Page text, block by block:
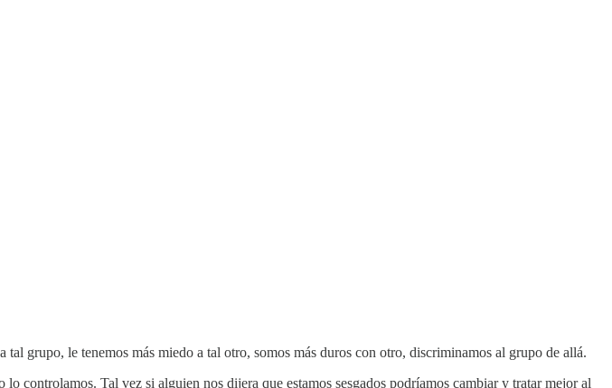
grupo, le tenemos más miedo a tal otro, somos más duros con otro, discriminamos al grupo de allá.
controlamos. Tal vez si alguien nos dijera que estamos sesgados podríamos cambiar y tratar mejor al